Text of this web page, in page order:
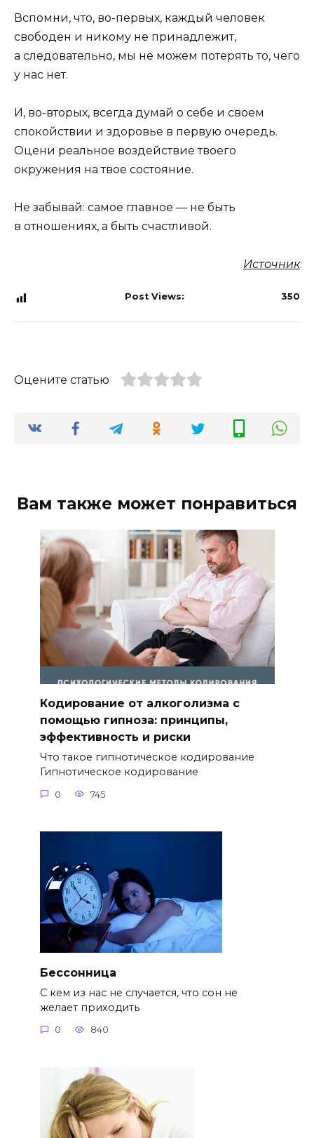
Вспомни, что, во-первых, каждый человек
свободен и никому не принадлежит,
а следовательно, мы не можем потерять то, чего
у нас нет.
И, во-вторых, всегда думай о себе и своем
спокойствии и здоровье в первую очередь.
Оцени реальное воздействие твоего
окружения на твое состояние.
Не забывай: самое главное — не быть
в отношениях, а быть счастливой.
Источник
Post Views: 350
Оцените статью
Вам также может понравиться
Кодирование от алкоголизма с
помощью гипноза: принципы,
эффективность и риски
Что такое гипнотическое кодирование
Гипнотическое кодирование
0 745
Бессонница
С кем из нас не случается, что сон не
желает приходить
0 840